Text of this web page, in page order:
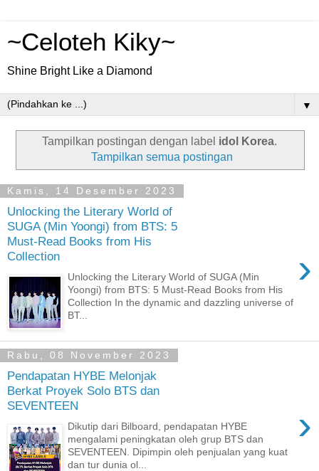
~Celoteh Kiky~
Shine Bright Like a Diamond
▼
Tampilkan postingan dengan label idol Korea.
Tampilkan semua postingan
Kamis, 14 Desember 2023
Unlocking the Literary World of
SUGA (Min Yoongi) from BTS: 5
Must-Read Books from His
Collection
›
Unlocking the Literary World of SUGA (Min
Yoongi) from BTS: 5 Must-Read Books from His
Collection In the dynamic and dazzling universe of
BT...
Rabu, 08 November 2023
Pendapatan HYBE Melonjak
Berkat Proyek Solo BTS dan
SEVENTEEN
›
Dikutip dari Bilboard, pendapatan HYBE
mengalami peningkatan oleh grup BTS dan
SEVENTEEN. Dipimpin oleh penjualan yang kuat
dan tur dunia ol...